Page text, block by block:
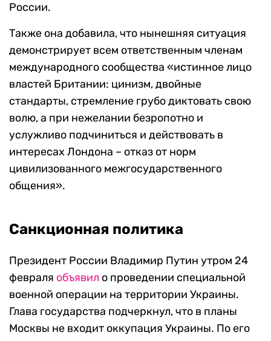
России.
Также она добавила, что нынешняя ситуация
демонстрирует всем ответственным членам
международного сообщества «истинное лицо
властей Британии: цинизм, двойные
стандарты, стремление грубо диктовать свою
волю, а при нежелании безропотно и
услужливо подчиниться и действовать в
интересах Лондона – отказ от норм
цивилизованного межгосударственного
общения».
Санкционная политика
Президент России Владимир Путин утром 24
февраля объявил о проведении специальной
военной операции на территории Украины.
Глава государства подчеркнул, что в планы
Москвы не входит оккупация Украины. По его